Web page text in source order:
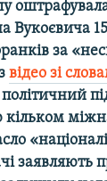
Вукоєвича
за
відео зі
кільком
заявляють